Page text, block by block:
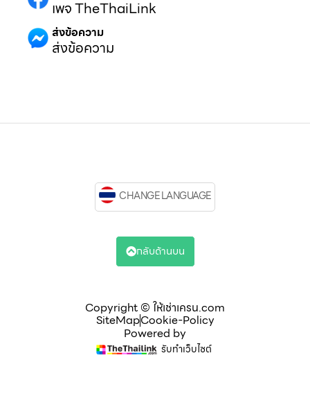
เพจ TheThaiLink
ส่งข้อความ
ส่งข้อความ
Copyright © ให้เช่าเครน.com
SiteMapCookie-Policy
Powered by
รับทำเว็บไซต์
CHANGE LANGUAGE
กลับด้านบน